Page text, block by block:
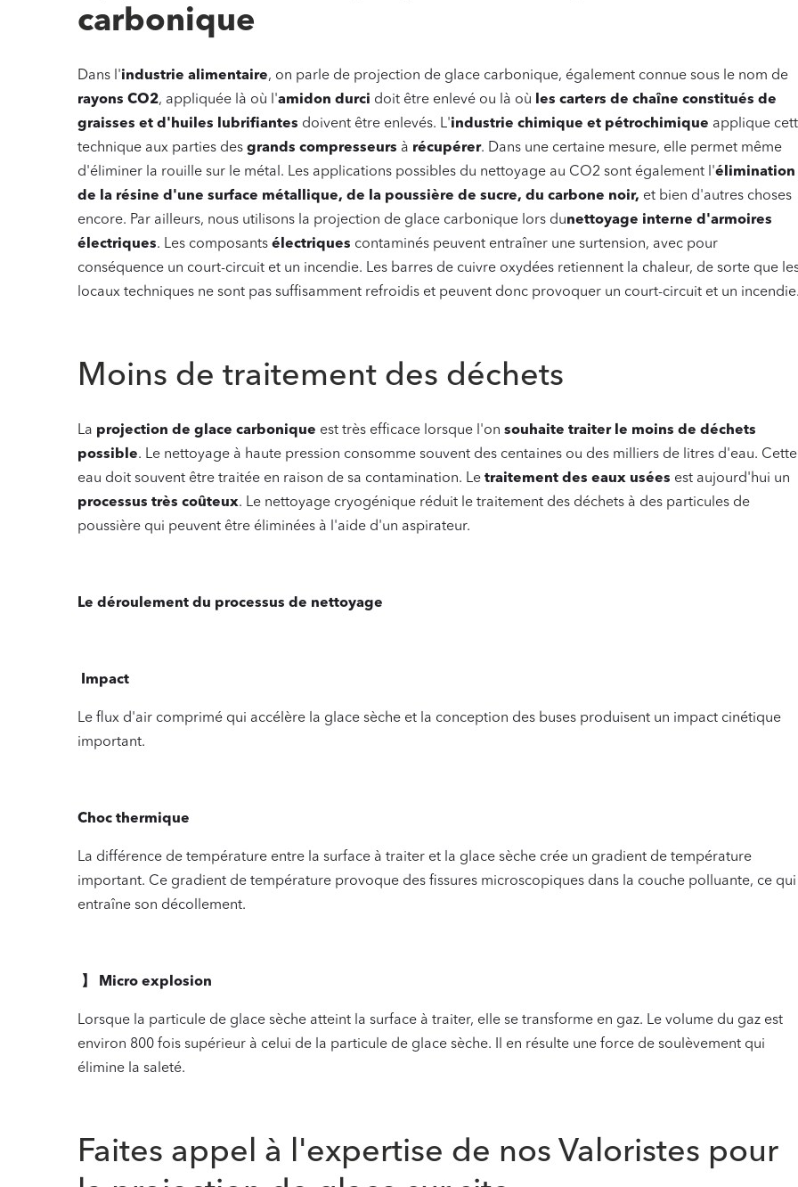
carbonique
Dans l'industrie alimentaire, on parle de projection de glace carbonique, également connue sous le nom de
rayons CO2, appliquée là où l'amidon durci doit être enlevé ou là où les carters de chaîne constitués de
graisses et d'huiles lubrifiantes doivent être enlevés. L'industrie chimique et pétrochimique applique
technique aux parties des grands compresseurs à récupérer. Dans une certaine mesure, elle permet même
d'éliminer la rouille sur le métal. Les applications possibles du nettoyage au CO2 sont également l'élimination
de la résine d'une surface métallique, de la poussière de sucre, du carbone noir, et bien d'autres choses
encore. Par ailleurs, nous utilisons la projection de glace carbonique lors dunettoyage interne d'armoires
électriques. Les composants électriques contaminés peuvent entraîner une surtension, avec pour
conséquence un court-circuit et un incendie. Les barres de cuivre oxydées retiennent la chaleur, de sorte que
locaux techniques ne sont pas suffisamment refroidis et peuvent donc provoquer un court-circuit et un
Moins de traitement des déchets
La projection de glace carbonique est très efficace lorsque l'on souhaite traiter le moins de déchets
possible. Le nettoyage à haute pression consomme souvent des centaines ou des milliers de litres d'eau. Cette
eau doit souvent être traitée en raison de sa contamination. Le traitement des eaux usées est aujourd'hui un
processus très coûteux. Le nettoyage cryogénique réduit le traitement des déchets à des particules de
poussière qui peuvent être éliminées à l'aide d'un aspirateur.
Le déroulement du processus de nettoyage
‍ Impact
Le flux d'air comprimé qui accélère la glace sèche et la conception des buses produisent un impact cinétique
important.
Choc thermique
La différence de température entre la surface à traiter et la glace sèche crée un gradient de température
important. Ce gradient de température provoque des fissures microscopiques dans la couche polluante, ce qui
entraîne son décollement.
‍ 】 Micro explosion
Lorsque la particule de glace sèche atteint la surface à traiter, elle se transforme en gaz. Le volume du gaz est
environ 800 fois supérieur à celui de la particule de glace sèche. Il en résulte une force de soulèvement qui
élimine la saleté.
Faites appel à l'expertise de nos Valoristes pour